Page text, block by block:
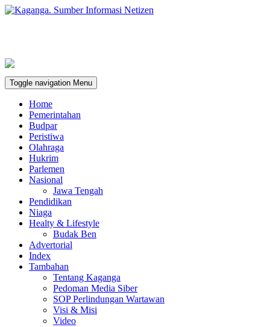
Toggle navigation Menu
Home
Pemerintahan
Budpar
Peristiwa
Olahraga
Hukrim
Parlemen
Nasional
Jawa Tengah
Pendidikan
Niaga
Healty & Lifestyle
Budak Ben
Advertorial
Index
Tambahan
Tentang Kaganga
Pedoman Media Siber
SOP Perlindungan Wartawan
Visi & Misi
Video